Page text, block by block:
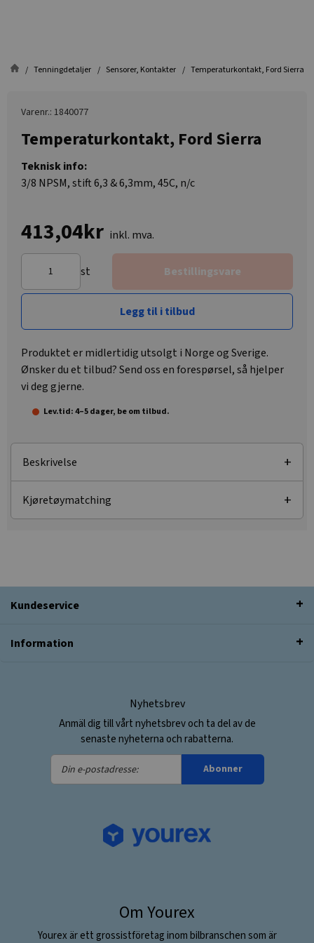
Tenningdetaljer Sensorer, Kontakter Temperaturkontakt, Ford Sierra
Varenr.: 1840077
Temperaturkontakt, Ford Sierra
Teknisk info:
3/8 NPSM, stift 6,3 & 6,3mm, 45C, n/c
413,04kr inkl. mva.
st Bestillingsvare
Legg til i tilbud
Produktet er midlertidig utsolgt i Norge og Sverige.
Ønsker du et tilbud? Send oss en forespørsel, så hjelper
vi deg gjerne.
Lev.tid: 4–5 dager, be om tilbud.
Beskrivelse
Kjøretøymatching
Kundeservice
Information
Nyhetsbrev
Anmäl dig till vårt nyhetsbrev och ta del av de
senaste nyheterna och rabatterna.
Din
e-
Abonner
Om Yourex
Yourex är ett grossistföretag inom bilbranschen som är